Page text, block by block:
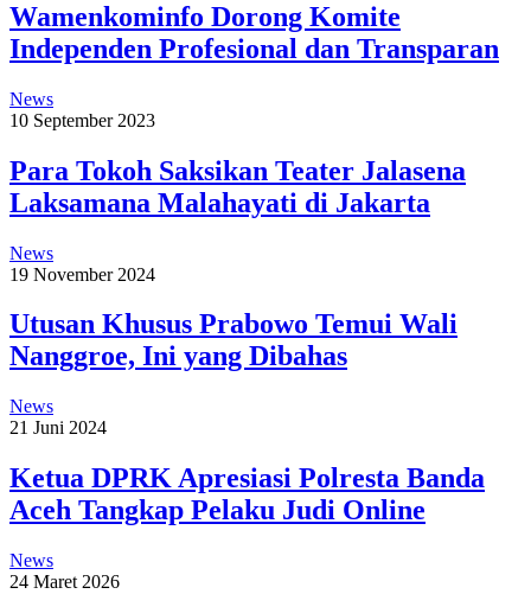
Wamenkominfo Dorong Komite
Independen Profesional dan Transparan
News
10 September 2023
Para Tokoh Saksikan Teater Jalasena
Laksamana Malahayati di Jakarta
News
19 November 2024
Utusan Khusus Prabowo Temui Wali
Nanggroe, Ini yang Dibahas
News
21 Juni 2024
Ketua DPRK Apresiasi Polresta Banda
Aceh Tangkap Pelaku Judi Online
News
24 Maret 2026